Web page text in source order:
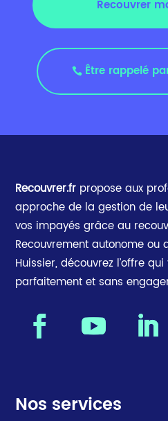
Recouvrer
Être rappelé
Recouvrer.fr propose aux
approche de la gestion de
vos impayés grâce au
Recouvrement autonome ou
Huissier, découvrez l’offre
parfaitement et sans
Nos services